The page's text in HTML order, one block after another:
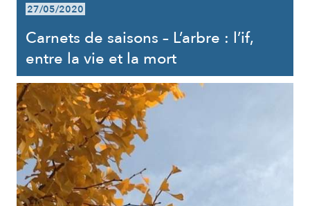
27/05/2020
Carnets de saisons – L’arbre : l’if,
entre la vie et la mort